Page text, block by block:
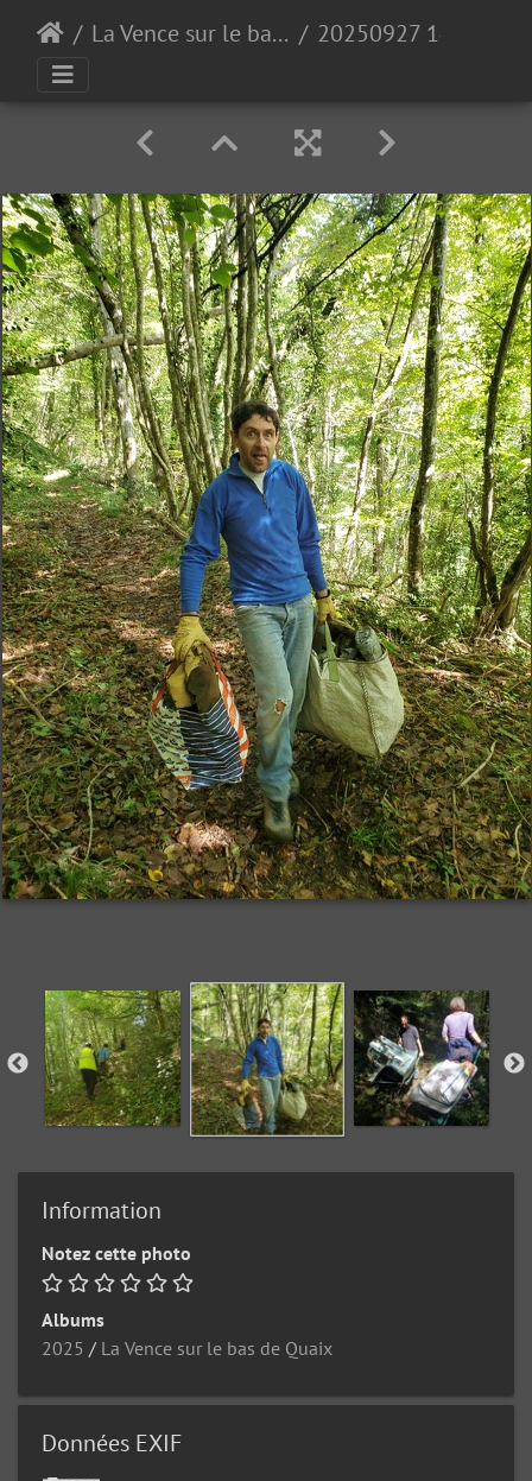
La Vence sur le bas de Quaix 20250927 140111
Information
Notez cette photo
Albums
2025 / La Vence sur le bas de Quaix
Données EXIF